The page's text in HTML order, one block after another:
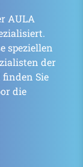
AULA
speziellen
der
Sie
die